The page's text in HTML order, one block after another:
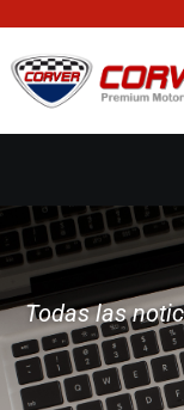
Todas las